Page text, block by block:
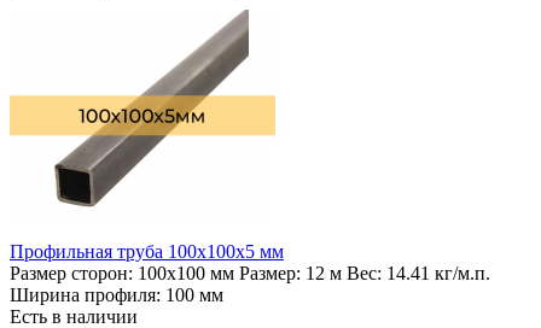
Профильная труба 100х100х5 мм
Размер сторон: 100х100 мм Размер: 12 м Вес: 14.41 кг/м.п.
Ширина профиля: 100 мм
Есть в наличии